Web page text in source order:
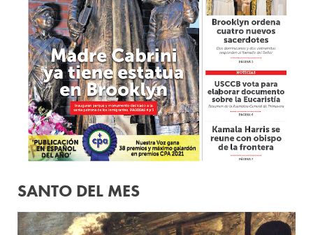
SANTO DEL MES